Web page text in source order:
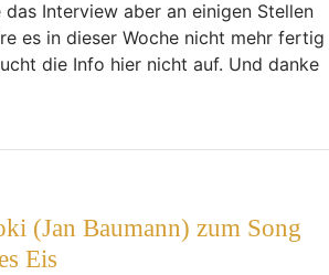
Interview aber an einigen Stellen
es in dieser Woche nicht mehr fertig
die Info hier nicht auf. Und danke
(Jan Baumann) zum Song
Eis